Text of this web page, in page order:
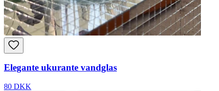
Elegante ukurante vandglas
80 DKK